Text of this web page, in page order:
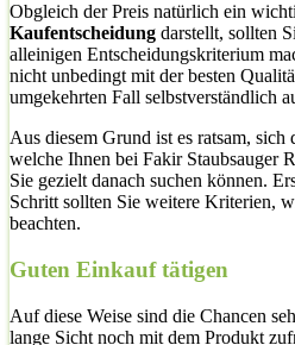
Obgleich der Preis natürlich ein
Kaufentscheidung darstellt, sollten
alleinigen Entscheidungskriterium
nicht unbedingt mit der besten
umgekehrten Fall selbstverständlich
Aus diesem Grund ist es ratsam, sich
welche Ihnen bei Fakir Staubsauger
Sie gezielt danach suchen können.
Schritt sollten Sie weitere Kriterien,
beachten.
Guten Einkauf tätigen
Auf diese Weise sind die Chancen
lange Sicht noch mit dem Produkt